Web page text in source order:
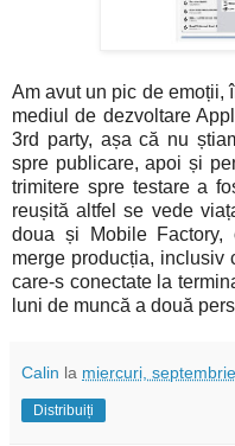
Am avut un pic de emoții,
mediul de dezvoltare
3rd party, așa că nu
spre publicare, apoi și
trimitere spre testare a
reușită altfel se vede
doua și Mobile
merge producția,
care-s conectate la
luni de muncă a două
Calin la miercuri,
Distribuiți